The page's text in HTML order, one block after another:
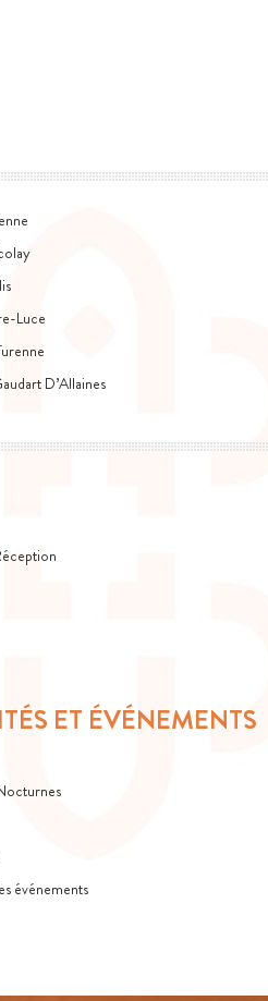
Luce
D’Allaines
ET ÉVÉNEMENTS
événements